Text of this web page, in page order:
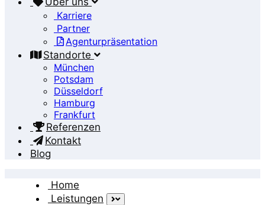
Karriere
Partner
Agenturpräsentation
Standorte
München
Potsdam
Düsseldorf
Hamburg
Frankfurt
Referenzen
Kontakt
Blog
Home
Leistungen